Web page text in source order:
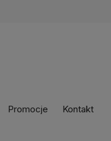
Promocje Kontakt